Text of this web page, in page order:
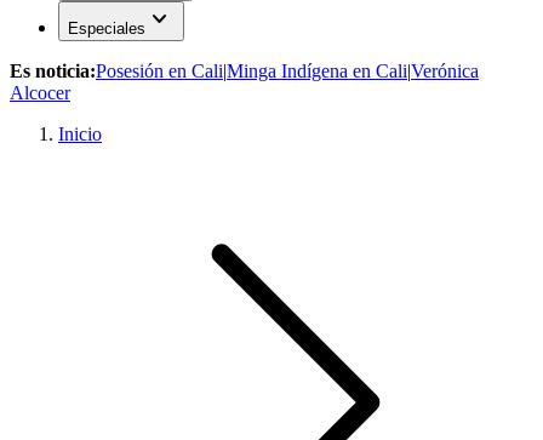
Especiales expand_more
Es noticia:Posesión en Cali|Minga Indígena en Cali|Verónica
Alcocer
Inicio